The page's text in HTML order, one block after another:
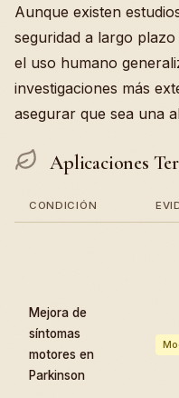
Aunque existen
seguridad a largo
el uso humano
investigaciones más
asegurar que sea una
Aplicaciones
CONDICIÓN
Mejora de
síntomas
motores en
Parkinson